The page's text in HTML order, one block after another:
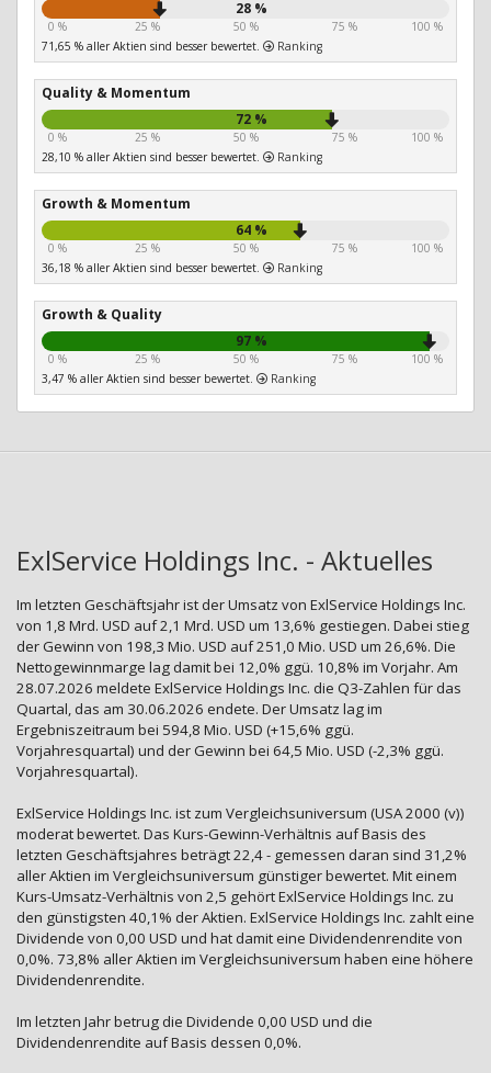
28 %
0 % 25 % 50 % 75 %
100 %
71,65 % aller Aktien sind besser bewertet.
Ranking
Quality & Momentum
72 %
0 % 25 % 50 % 75 %
100 %
28,10 % aller Aktien sind besser bewertet.
Ranking
Growth & Momentum
64 %
0 % 25 % 50 % 75 %
100 %
36,18 % aller Aktien sind besser bewertet.
Ranking
Growth & Quality
97 %
0 % 25 % 50 % 75 %
100 %
3,47 % aller Aktien sind besser bewertet.
Ranking
ExlService Holdings Inc. - Aktuelles
Im letzten Geschäftsjahr ist der Umsatz von ExlService Holdings Inc.
von 1,8 Mrd. USD auf 2,1 Mrd. USD um 13,6% gestiegen. Dabei stieg
der Gewinn von 198,3 Mio. USD auf 251,0 Mio. USD um 26,6%. Die
Nettogewinnmarge lag damit bei 12,0% ggü. 10,8% im Vorjahr. Am
28.07.2026 meldete ExlService Holdings Inc. die Q3-Zahlen für das
Quartal, das am 30.06.2026 endete. Der Umsatz lag im
Ergebniszeitraum bei 594,8 Mio. USD (+15,6% ggü.
Vorjahresquartal) und der Gewinn bei 64,5 Mio. USD (-2,3% ggü.
Vorjahresquartal).
ExlService Holdings Inc. ist zum Vergleichsuniversum (USA 2000 (v))
moderat bewertet. Das Kurs-Gewinn-Verhältnis auf Basis des
letzten Geschäftsjahres beträgt 22,4 - gemessen daran sind 31,2%
aller Aktien im Vergleichsuniversum günstiger bewertet. Mit einem
Kurs-Umsatz-Verhältnis von 2,5 gehört ExlService Holdings Inc. zu
den günstigsten 40,1% der Aktien. ExlService Holdings Inc. zahlt eine
Dividende von 0,00 USD und hat damit eine Dividendenrendite von
0,0%. 73,8% aller Aktien im Vergleichsuniversum haben eine höhere
Dividendenrendite.
Im letzten Jahr betrug die Dividende 0,00 USD und die
Dividendenrendite auf Basis dessen 0,0%.